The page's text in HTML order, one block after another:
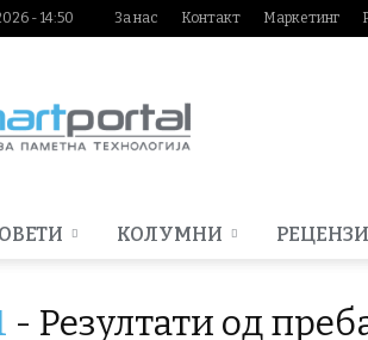
- 14:50 За нас Контакт Маркетинг
КОЛУМНИ
- Резултати од